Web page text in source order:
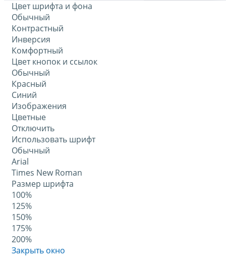
Цвет шрифта и фона
Обычный
Контрастный
Инверсия
Комфортный
Цвет кнопок и ссылок
Обычный
Красный
Синий
Изображения
Цветные
Отключить
Использовать шрифт
Обычный
Arial
Times New Roman
Размер шрифта
100%
125%
150%
175%
200%
Закрыть окно